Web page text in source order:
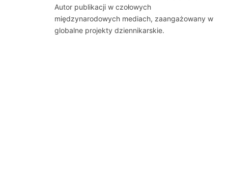
Autor publikacji w czołowych
międzynarodowych mediach, zaangażowany w
globalne projekty dziennikarskie.